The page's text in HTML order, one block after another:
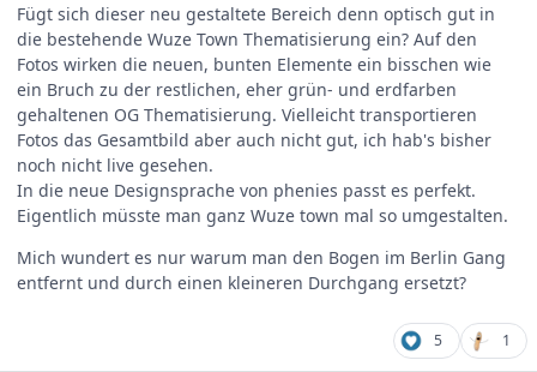
Fügt sich dieser neu gestaltete Bereich denn optisch gut in
die bestehende Wuze Town Thematisierung ein? Auf den
Fotos wirken die neuen, bunten Elemente ein bisschen wie
ein Bruch zu der restlichen, eher grün- und erdfarben
gehaltenen OG Thematisierung. Vielleicht transportieren
Fotos das Gesamtbild aber auch nicht gut, ich hab's bisher
noch nicht live gesehen.
In die neue Designsprache von phenies passt es perfekt.
Eigentlich müsste man ganz Wuze town mal so umgestalten.
Mich wundert es nur warum man den Bogen im Berlin Gang
entfernt und durch einen kleineren Durchgang ersetzt?
5 1